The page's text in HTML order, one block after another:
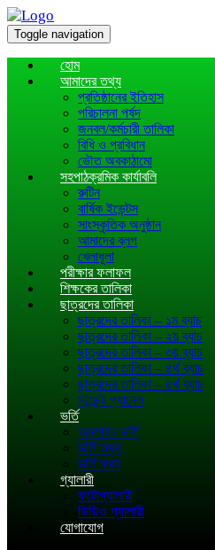
Toggle navigation
হোম
আমাদের তথ্য
প্রতিষ্ঠানের ইতিহাস
পরিচালনা পর্ষদ
জনবল/কর্মচারী তালিকা
বিধি ও প্রবিধান
ভৌত অবকাঠামো
সহপাঠক্রমিক কার্যাবলি
রুটিন
বার্ষিক ইভেন্টস
সাংস্কৃতিক অনুষ্ঠান
আমাদের ব্লগ
খেলাধূলা
পরীক্ষার ফলাফল
শিক্ষকের তালিকা
ছাত্রদের তালিকা
ছাত্রদের তালিকা – ১ম ব্যাচ
ছাত্রদের তালিকা – ২য় ব্যাচ
ছাত্রদের তালিকা – ৩য় ব্যাচ
ছাত্রদের তালিকা – ৪র্থ ব্যাচ
ছাত্রদের তালিকা – ৫র্থ ব্যাচ
স্টুডেন্ট প্যানেল
ভর্তি
অনলাইন ভর্তি
ভর্তি তথ্য
ভর্তি ফরম
গ্যালারী
ফটোগ্যালারী
ভিডিও গ্যালারী
যোগাযোগ